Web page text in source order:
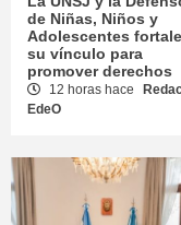
de Niñas, Niños y
Adolescentes
su vínculo para
promover derechos
12 horas hace
EdeO